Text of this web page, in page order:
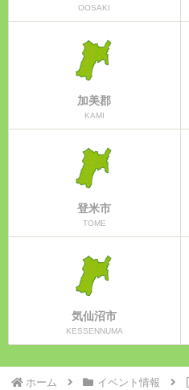
OOSAKI
加美郡
KAMI
登米市
TOME
気仙沼市
KESSENNUMA
ホーム イベント情報